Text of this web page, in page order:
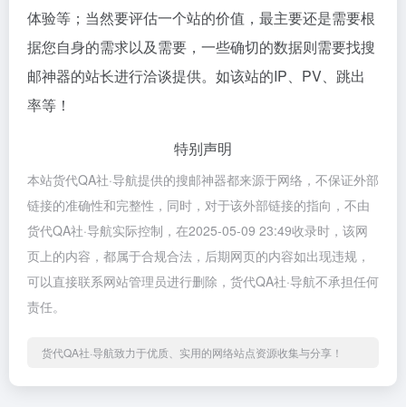
体验等；当然要评估一个站的价值，最主要还是需要根
据您自身的需求以及需要，一些确切的数据则需要找搜
邮神器的站长进行洽谈提供。如该站的IP、PV、跳出
率等！
特别声明
本站货代QA社·导航提供的搜邮神器都来源于网络，不保证外部
链接的准确性和完整性，同时，对于该外部链接的指向，不由
货代QA社·导航实际控制，在2025-05-09 23:49收录时，该网
页上的内容，都属于合规合法，后期网页的内容如出现违规，
可以直接联系网站管理员进行删除，货代QA社·导航不承担任何
责任。
货代QA社·导航致力于优质、实用的网络站点资源收集与分享！